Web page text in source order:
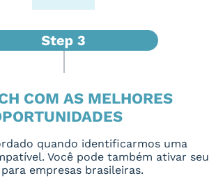
COM AS MELHORES
quando identificarmos uma
Você pode também ativar seu
empresas brasileiras.